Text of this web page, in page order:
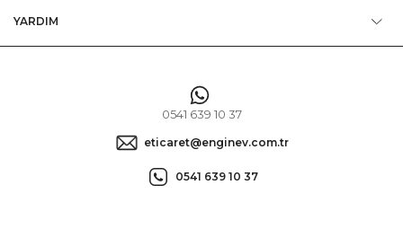
YARDIM
0541 639 10 37
eticaret@enginev.com.tr
0541 639 10 37